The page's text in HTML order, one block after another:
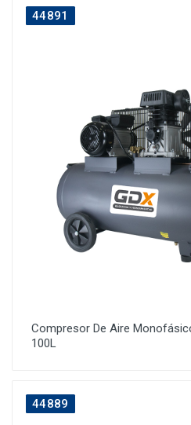
44891
Compresor De Aire
100L
44889